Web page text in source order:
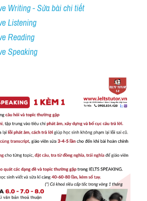
Writing - Sửa bài chi tiết
Listening
Reading
Speaking